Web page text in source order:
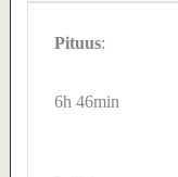
Pituus:
6h 46min